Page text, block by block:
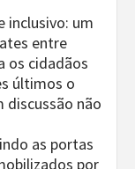
inclusivo: um
entre
os cidadãos
últimos o
discussão não
as portas
por